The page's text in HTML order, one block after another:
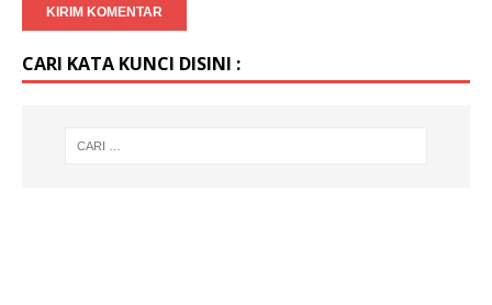
CARI KATA KUNCI DISINI :